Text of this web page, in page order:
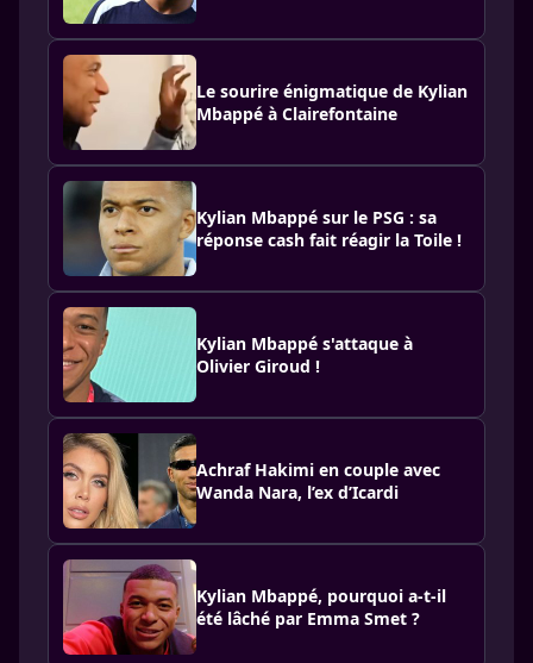
Le sourire énigmatique de Kylian
Mbappé à Clairefontaine
Kylian Mbappé sur le PSG : sa
réponse cash fait réagir la Toile !
Kylian Mbappé s'attaque à
Olivier Giroud !
Achraf Hakimi en couple avec
Wanda Nara, l’ex d’Icardi
Kylian Mbappé, pourquoi a-t-il
été lâché par Emma Smet ?